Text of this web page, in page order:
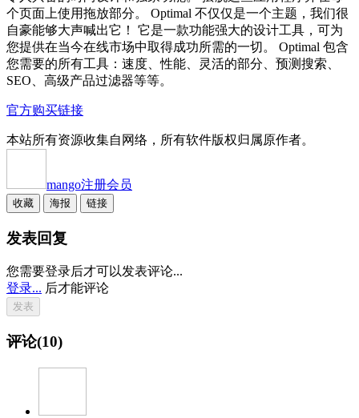
个页面上使用拖放部分。 Optimal 不仅仅是一个主题，我们很
自豪能够大声喊出它！ 它是一款功能强大的设计工具，可为
您提供在当今在线市场中取得成功所需的一切。 Optimal 包含
您需要的所有工具：速度、性能、灵活的部分、预测搜索、
SEO、高级产品过滤器等等。
官方购买链接
本站所有资源收集自网络，所有软件版权归属原作者。
mango注册会员
收藏 海报 链接
发表回复
您需要登录后才可以发表评论...
登录... 后才能评论
评论(10)